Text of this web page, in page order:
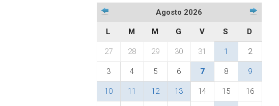
Agosto 2026
L M M G V S D
27 28 29 30 31 1 2
3 4 5 6 7 8 9
10 11 12 13 14 15 16